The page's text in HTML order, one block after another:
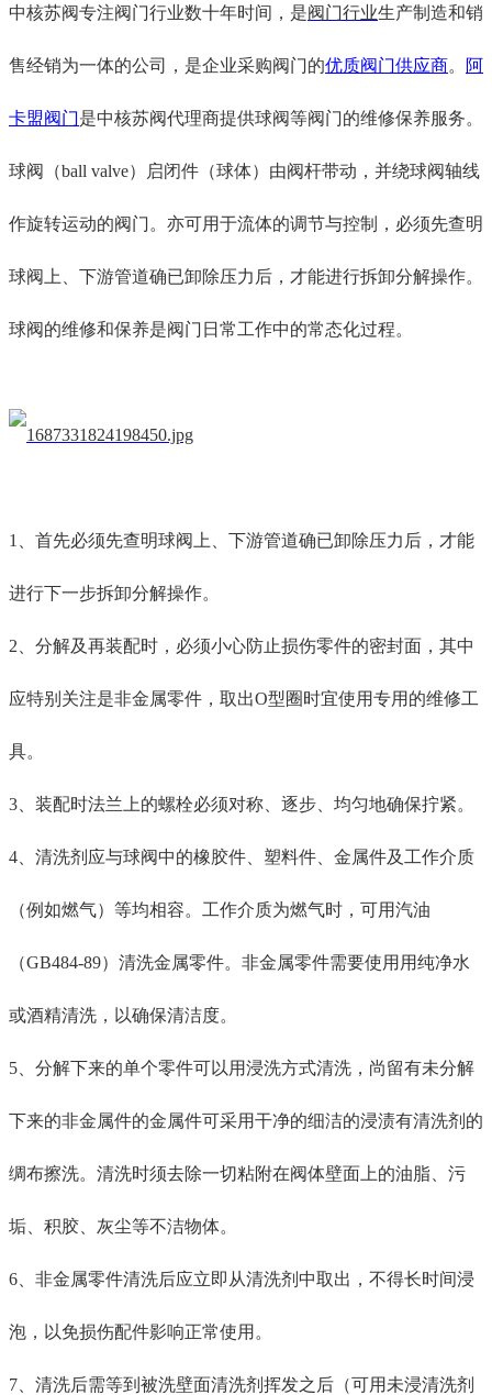
中核苏阀专注阀门行业数十年时间，是阀门行业生产制造和销
售经销为一体的公司，是企业采购阀门的优质阀门供应商。 阿
卡盟阀门是中核苏阀代理商提供球阀等阀门的维修保养服务。
球阀 （ball valve） 启闭件（球体）由阀杆带动，并绕球阀轴线
作旋转运动的阀门。亦可用于流体的调节与控制， 必须先查明
球阀上、下游管道确已卸除压力后，才能进行拆卸分解操作。
球阀的维修和保养是阀门日常工作中的常态化过程。
1、 首先必须先查明球阀上、下游管道确已卸除压力后，才能
进行下一步拆卸分解操作。
2、分解及再装配时 ， 必须小心防止损伤零件的密封面， 其中
应特别 关注是非金属零件，取出O型圈时宜使用专用 的维修工
具。
3、装配时法兰上的螺栓必须对称、逐步、均匀地确保拧紧。
4、清洗剂应与球阀中的橡胶件、塑料件、金属件及工作介质
（例如燃气）等均相容。工作介质为燃气时，可用汽油
（GB484-89）清洗金属零件。非金属零件需要使用 用纯净水
或酒精清洗 ，以确保清洁度。
5、分解下来的单个零件可以用浸洗方式清洗 ， 尚留有未分解
下来的非金属件的金属件可采用干净的细洁的浸渍有清洗剂的
绸布擦洗。清洗时须去除一切粘附在阀体壁面上的油脂、污
垢、积胶、灰尘等不洁物体。
6、非金属零件清洗后应立即从清洗剂中取出，不得长时间浸
泡 ，以免损伤配件影响正常使用 。
7、清洗后需等到 被洗壁面清洗剂挥发之 后（可用未浸清洗剂